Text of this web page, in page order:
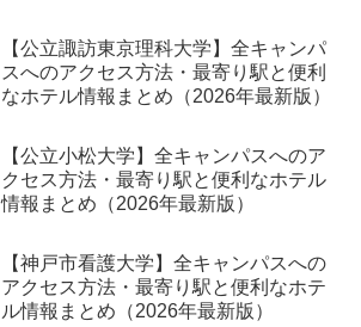
【公立諏訪東京理科大学】全キャンパ
スへのアクセス方法・最寄り駅と便利
なホテル情報まとめ（2026年最新版）
【公立小松大学】全キャンパスへのア
クセス方法・最寄り駅と便利なホテル
情報まとめ（2026年最新版）
【神戸市看護大学】全キャンパスへの
アクセス方法・最寄り駅と便利なホテ
ル情報まとめ（2026年最新版）